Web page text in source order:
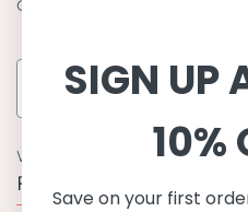
Crabe
WARUM UNS WÄHLEN
Funktion, Qualität und
SIGN UP
10%
Save on your first